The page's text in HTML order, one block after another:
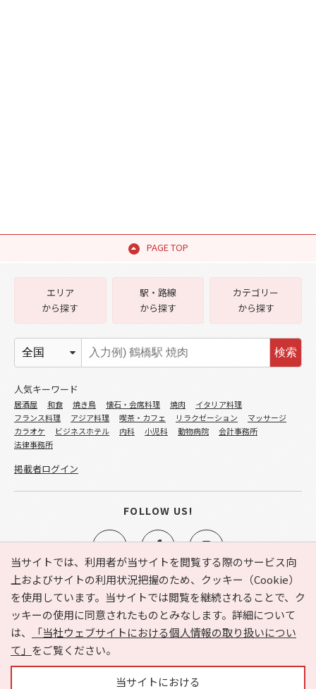
PAGE TOP
当サイトでは、利用者が当サイトを閲覧する際のサービス向
上およびサイトの利用状況把握のため、クッキー（Cookie）
を使用しています。当サイトでは閲覧を継続されることで、ク
ッキーの使用に同意されたものとみなします。詳細について
は、
「当社ウェブサイトにおける個人情報の取り扱いについ
て」 をご覧ください。
当サイトにおける
e-NAVITA（イーナビタ）とは？ お気に入り
ヘルプ
利用規約
個人情報の取り扱いについて
運営会社
サイトマップ
広告掲載に関するお問い合わせ
エリア
から探す
駅・路線
から探す
カテゴリー
から探す
検索
人気キーワード
居酒屋 和食 焼き鳥 懐石・会席料理 焼肉
イタリア料理
フランス料理
アジア料理 喫茶・カフェ リラクゼーション
マッサージ
カラオケ
ビジネスホテル 内科 小児科 動物病院
会計事務所
法律事務所
掲載者ログイン
FOLLOW US!